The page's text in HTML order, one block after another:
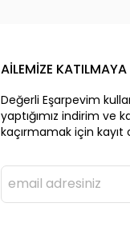
AİLEMİZE KATILMAYA
Değerli Eşarpevim
yaptığımız indirim ve
kaçırmamak için kayıt